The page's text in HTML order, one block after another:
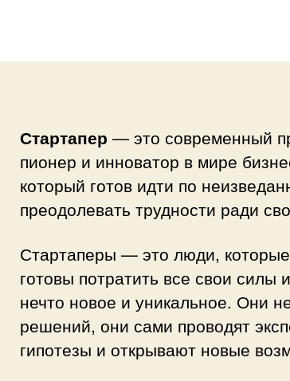
Стартапер — это современный
пионер и инноватор в мире
который готов идти по
преодолевать трудности ради
Стартаперы — это люди,
готовы потратить все свои силы
нечто новое и уникальное. Они
решений, они сами проводят
гипотезы и открывают новые